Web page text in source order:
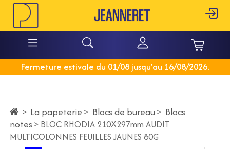
Fermeture estivale du 01/08 jusqu'au 16/08/2026.
> La papeterie > Blocs de bureau > Blocs
notes > BLOC RHODIA 210X297mm AUDIT
MULTICOLONNES FEUILLES JAUNES 80G